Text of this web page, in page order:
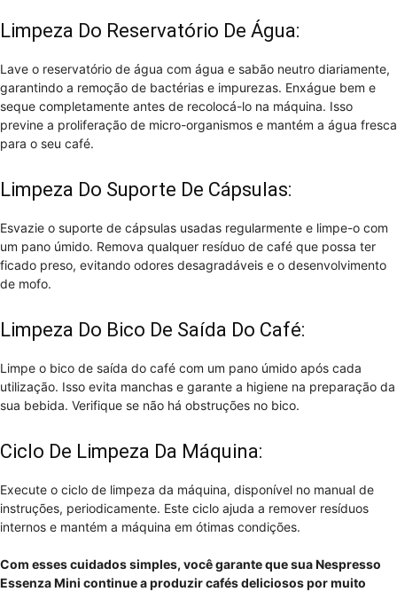
Limpeza Do Reservatório De Água:
Lave o reservatório de água com água e sabão neutro diariamente,
garantindo a remoção de bactérias e impurezas. Enxágue bem e
seque completamente antes de recolocá-lo na máquina. Isso
previne a proliferação de micro-organismos e mantém a água fresca
para o seu café.
Limpeza Do Suporte De Cápsulas:
Esvazie o suporte de cápsulas usadas regularmente e limpe-o com
um pano úmido. Remova qualquer resíduo de café que possa ter
ficado preso, evitando odores desagradáveis e o desenvolvimento
de mofo.
Limpeza Do Bico De Saída Do Café:
Limpe o bico de saída do café com um pano úmido após cada
utilização. Isso evita manchas e garante a higiene na preparação da
sua bebida. Verifique se não há obstruções no bico.
Ciclo De Limpeza Da Máquina:
Execute o ciclo de limpeza da máquina, disponível no manual de
instruções, periodicamente. Este ciclo ajuda a remover resíduos
internos e mantém a máquina em ótimas condições.
Com esses cuidados simples, você garante que sua Nespresso
Essenza Mini continue a produzir cafés deliciosos por muito